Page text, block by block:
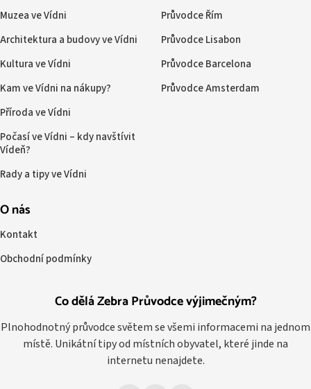
Co dělá Zebra Průvodce výjimečným?
Plnohodnotný průvodce světem se všemi informacemi na jednom
místě. Unikátní tipy od místních obyvatel, které jinde na
internetu nenajdete.
Muzea ve Vídni
Architektura a budovy ve Vídni
Kultura ve Vídni
Kam ve Vídni na nákupy?
Příroda ve Vídni
Počasí ve Vídni – kdy navštívit
Vídeň?
Rady a tipy ve Vídni
Průvodce Řím
Průvodce Lisabon
Průvodce Barcelona
Průvodce Amsterdam
O nás
Kontakt
Obchodní podmínky